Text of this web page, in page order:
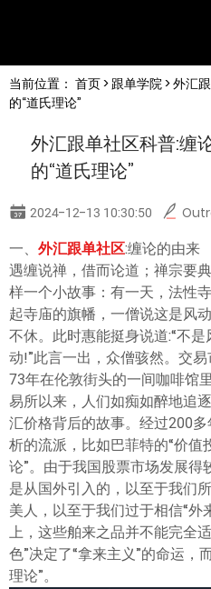
English
简体中文
한글
日本語
Tiếng việt
ไทย
当前位置： 首页> 跟单学院> 外汇
的“道氏理论”
外汇跟单社区科普:缠
的“道氏理论”
2024-12-13 10:30:50
一、 外汇跟单社区:缠论的由来
遇缠说禅，借而论道；禅宗要
样一个小故事：有一天，法性
起寺庙的旗幡，一僧说这是风
不休。此时惠能挺身说道:“不
动!”此言一出，众僧骇然。交
73年在伦敦街头的一间咖啡馆
易所以来，人们如痴如醉地追
汇价格背后的故事。经过200
析的流派，比如巴菲特的“价值
论”。由于我国股票市场发展
是从国外引入的，以至于我们
美人，以至于我们过于相信“外
上，这些舶来之品并不能完全
色”决定了“拿来主义”的命运，
理论”。